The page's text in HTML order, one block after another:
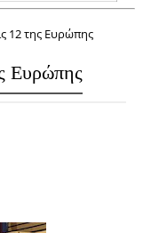
12 της Ευρώπης
Ευρώπης